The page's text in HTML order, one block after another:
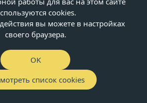
ИНН 5020092947, 1995-2026 г.
cookies.
вы можете в настройках
своего браузера.
OK
список cookies